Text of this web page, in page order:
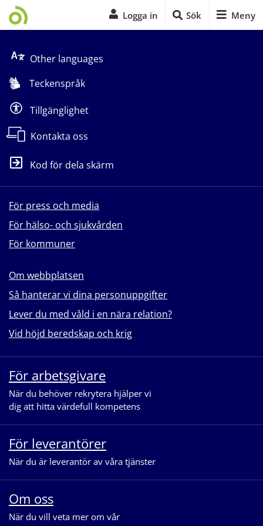
Logga in Sök Meny
Other languages
Teckenspråk
Tillgänglighet
Kontakta oss
Kod för dela skärm
För press och media
För hälso- och sjukvården
För kommuner
Om webbplatsen
Så hanterar vi dina personuppgifter
Lever du med våld i en nära relation?
Vid höjd beredskap och krig
För arbetsgivare
När du behöver rekrytera hjälper vi
dig att hitta värdefull kompetens
För leverantörer
När du är leverantör av våra tjänster
Om oss
När du vill veta mer om vår